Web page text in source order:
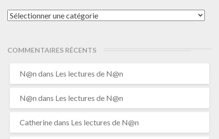
Catégories
COMMENTAIRES RÉCENTS
N@n dans Les lectures de N@n
N@n dans Les lectures de N@n
Catherinedans Les lectures de N@n